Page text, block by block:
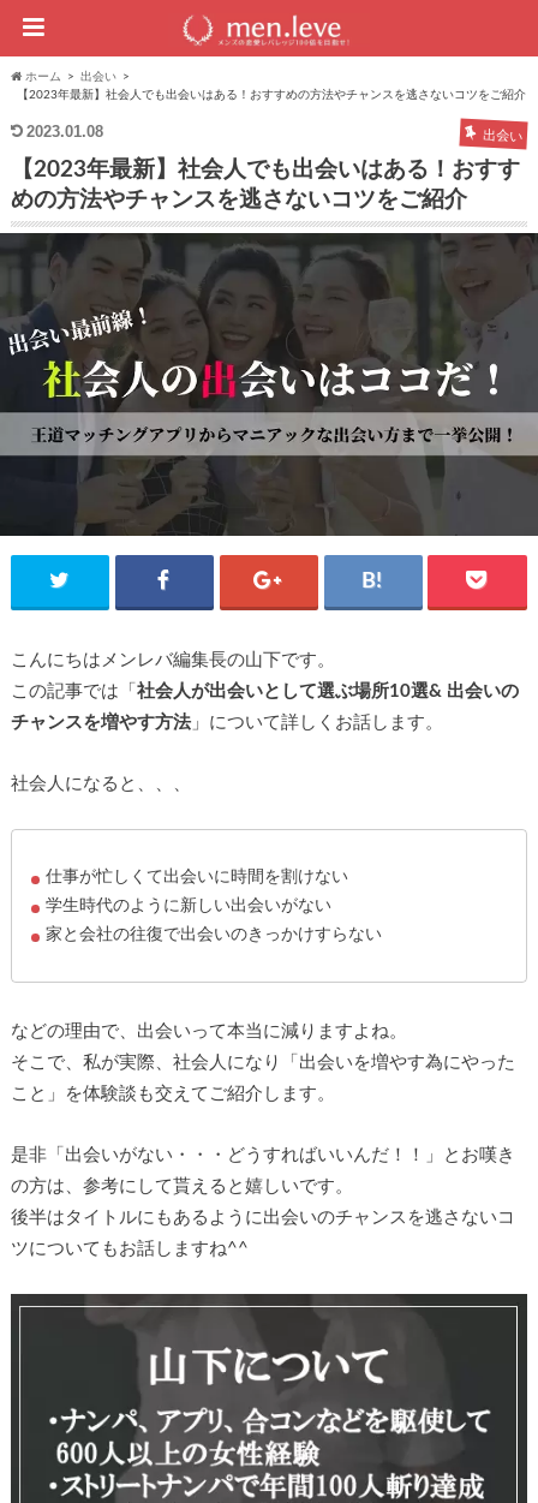
ホーム
出会い
【2023年最新】社会人でも出会いはある！おすすめの方法やチャンスを逃さないコツをご紹介
2023.01.08 出会い
【2023年最新】社会人でも出会いはある！おすす
めの方法やチャンスを逃さないコツをご紹介
こんにちはメンレバ編集長の山下です。
この記事では「 社会人が出会いとして選ぶ場所10選& 出会いの
チャンスを増やす方法」について詳しくお話します。
社会人になると、、、
仕事が忙しくて出会いに時間を割けない
学生時代のように新しい出会いがない
家と会社の往復で出会いのきっかけすらない
などの理由で、出会いって本当に減りますよね。
そこで、私が実際、社会人になり「出会いを増やす為にやった
こと」を体験談も交えてご紹介します。
是非「出会いがない・・・どうすればいいんだ！！」とお嘆き
の方は、参考にして貰えると嬉しいです。
後半はタイトルにもあるように出会いのチャンスを逃さないコ
ツについてもお話しますね^^